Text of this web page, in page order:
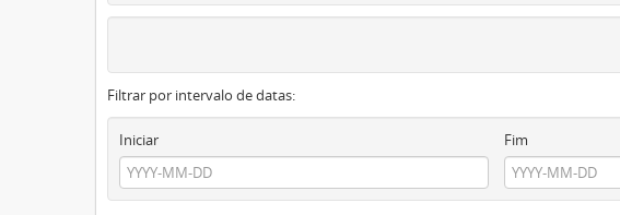
Filtrar por intervalo de datas:
Iniciar
Fim